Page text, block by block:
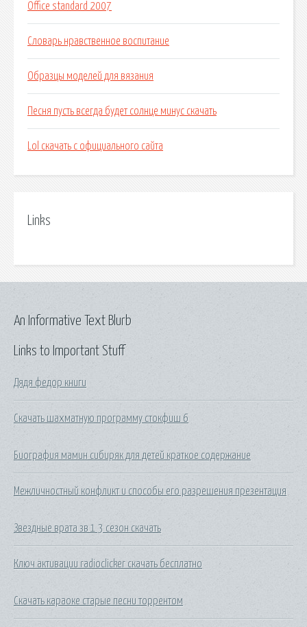
Office standard 2007
Словарь нравственное воспитание
Образцы моделей для вязания
Песня пусть всегда будет солнце минус скачать
Lol скачать с официального сайта
Links
Links to Important Stuff
Дядя федор книги
Скачать шахматную программу стокфиш 6
Биография мамин сибиряк для детей краткое содержание
Межличностный конфликт и способы его разрешения презентация
Звездные врата зв 1 3 сезон скачать
Ключ активации radioclicker скачать бесплатно
Скачать караоке старые песни торрентом
An Informative Text Blurb